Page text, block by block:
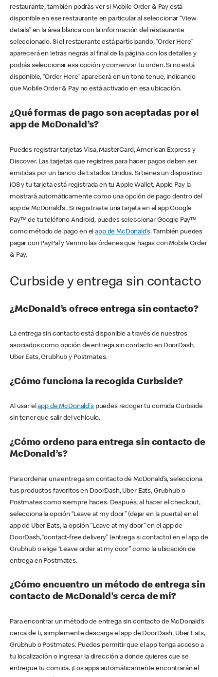
restaurante, también podrás ver si Mobile Order & Pay está
disponible en ese restaurante en particular al seleccionar “View
details” en la área blanca con la información del restaurante
seleccionado. Si el restaurante está participando, “Order Here”
aparecerá en letras negras al final de la página con los detalles y
podrás seleccionar esa opción y comenzar tu orden. Si no está
disponible, “Order Here” aparecerá en un tono tenue, indicando
que Mobile Order & Pay no está activado en esa ubicación.
¿Qué formas de pago son aceptadas por el
app de McDonald’s?
Puedes registrar tarjetas Visa, MasterCard, American Express y
Discover. Las tarjetas que registres para hacer pagos deben ser
emitidas por un banco de Estados Unidos. Si tienes un dispositivo
iOS y tu tarjeta está registrada en tu Apple Wallet, Apple Pay la
mostrará automáticamente como una opción de pago dentro del
app de McDonald’s . Si registraste una tarjeta en el app Google
Pay™ de tu teléfono Android, puedes seleccionar Google Pay™
como método de pago en elapp de McDonald’s. También puedes
pagar con PayPal y Venmo las órdenes que hagas con Mobile Order
& Pay.
Curbside y entrega sin contacto
¿McDonald’s ofrece entrega sin contacto?
La entrega sin contacto está disponible a través de nuestros
asociados como opción de entrega sin contacto en DoorDash,
Uber Eats, Grubhub y Postmates.
¿Cómo funciona la recogida Curbside?
Al usar elapp de McDonald'spuedes recoger tu comida Curbside
sin tener que salir del vehículo.
¿Cómo ordeno para entrega sin contacto de
McDonald’s?
Para ordenar una entrega sin contacto de McDonald’s, selecciona
tus productos favoritos en DoorDash, Uber Eats, Grubhub o
Postmates como siempre haces. Después, al hacer el checkout,
selecciona la opción “Leave at my door” (dejar en la puerta) en el
app de Uber Eats, la opción “Leave at my door” en el app de
DoorDash, “contact-free delivery” (entrega si contacto) en el app de
Grubhub o elige “Leave order at my door” como la ubicación de
entrega en Postmates.
¿Cómo encuentro un método de entrega sin
contacto de McDonald’s cerca de mí?
Para encontrar un método de entrega sin contacto de McDonald’s
cerca de ti, simplemente descarga el app de DoorDash, Uber Eats,
Grubhub o Postmates. Puedes permitir que el app tenga acceso a
tu localización o ingresar la dirección a donde quieres que se
entregue tu comida. ¡Los apps automáticamente encontrarán el